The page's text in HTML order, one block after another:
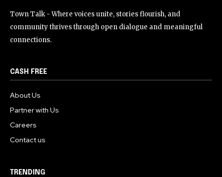
Town Talk - Where voices unite, stories flourish, and
community thrives through open dialogue and meaningful
connections.
CASH FREE
About Us
Partner with Us
Careers
Contact us
TRENDING